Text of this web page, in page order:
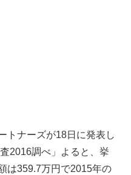
トナーズが18日に発表し
2016調べ」よると、挙
は359.7万円で2015年の